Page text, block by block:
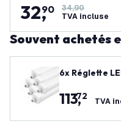
32,
90
34,90
TVA incluse
Souvent achetés
6x Réglette
ED - IP65
130 lm/W -
garantie
113,
72 TVA